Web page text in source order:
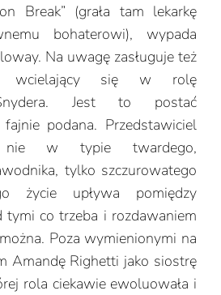
Break” (grała tam lekarkę
bohaterowi), wypada
Na uwagę zasługuje też
wcielający się w rolę
Snydera. Jest to postać
podana. Przedstawiciel
nie w typie twardego,
tylko szczurowatego
życie upływa pomiędzy
tymi co trzeba i rozdawaniem
Poza wymienionymi na
Amandę Righetti jako siostrę
rola ciekawie ewoluowała i